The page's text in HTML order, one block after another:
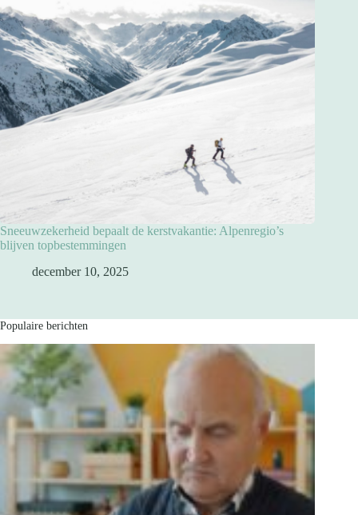
Sneeuwzekerheid bepaalt de kerstvakantie: Alpenregio’s
blijven topbestemmingen
december 10, 2025
Populaire berichten